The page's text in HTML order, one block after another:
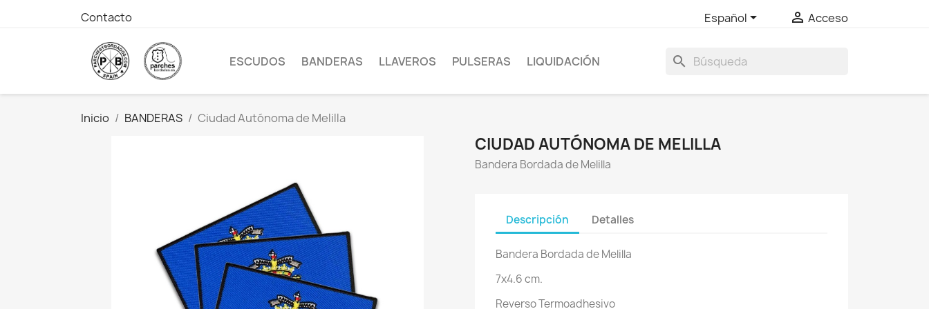
Contacto Español  Acceso
ESCUDOS BANDERAS LLAVEROS PULSERAS LIQUIDACIÓN search
Inicio BANDERAS Ciudad Autónoma de Melilla
CIUDAD AUTÓNOMA DE MELILLA
Bandera Bordada de Melilla
Descripción Detalles
Bandera Bordada de Melilla
7x4.6 cm.
Reverso Termoadhesivo